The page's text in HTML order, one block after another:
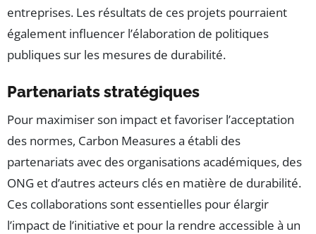
entreprises. Les résultats de ces projets pourraient
également influencer l’élaboration de politiques
publiques sur les mesures de durabilité.
Partenariats stratégiques
Pour maximiser son impact et favoriser l’acceptation
des normes, Carbon Measures a établi des
partenariats avec des organisations académiques, des
ONG et d’autres acteurs clés en matière de durabilité.
Ces collaborations sont essentielles pour élargir
l’impact de l’initiative et pour la rendre accessible à un